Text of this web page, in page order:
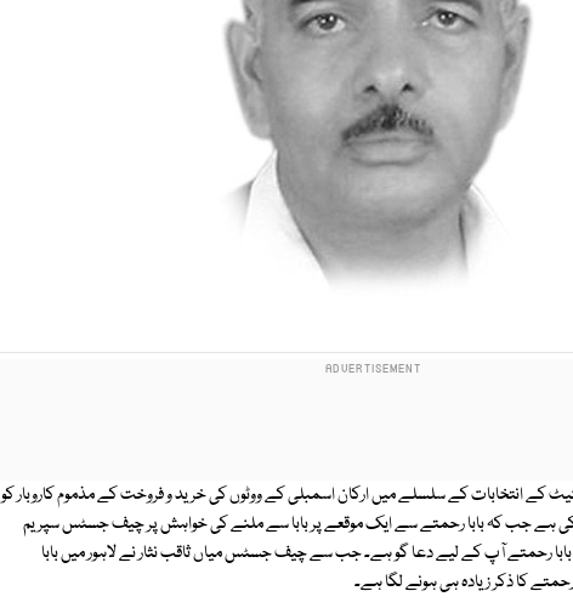
کے انتخابات کے سلسلے میں ارکان اسمبلی کے ووٹوں کی خرید و فروخت کے مذموم کاروبار کو
ہے جب کہ بابا رحمتے سے ایک موقعے پر بابا سے ملنے کی خواہش پر چیف جسٹس سپریم
رحمتے آپ کے لیے دعا گو ہے۔ جب سے چیف جسٹس میاں ثاقب نثار نے لاہور میں بابا
کا ذکر زیادہ ہی ہونے لگا ہے۔